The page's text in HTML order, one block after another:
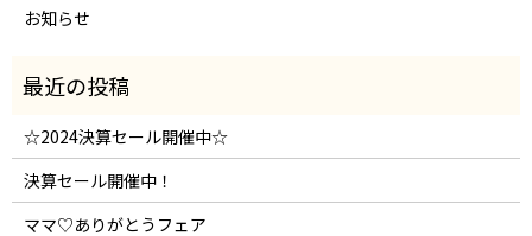
お知らせ
☆2024決算セール開催中☆
決算セール開催中！
ママ♡ありがとうフェア